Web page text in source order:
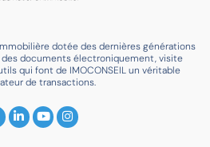
dotée des dernières générations
documents électroniquement, visite
qui font de IMOCONSEIL un véritable
de transactions.